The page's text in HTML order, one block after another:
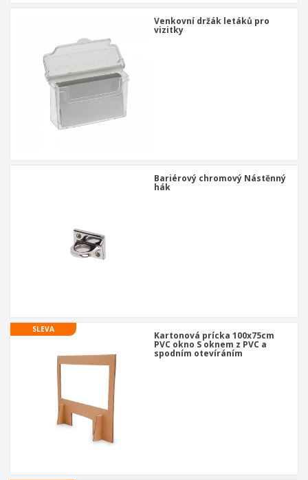
Venkovní držák letáků pro
vizitky
Bariérový chromový Nástěnný
hák
SLEVA
Kartonová prícka 100x75cm
PVC okno S oknem z PVC a
spodním otevíráním